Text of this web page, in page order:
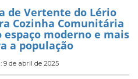
de Vertente do Lério
Cozinha Comunitária
espaço moderno e mais
a população
9 de abril de 2025